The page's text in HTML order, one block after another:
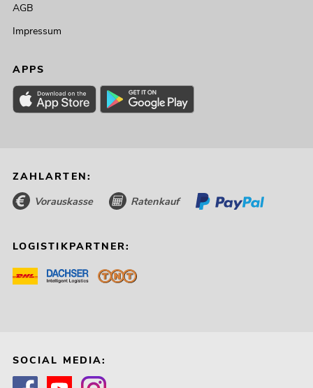
AGB
Impressum
APPS
ZAHLARTEN:
Vorauskasse Ratenkauf
LOGISTIKPARTNER:
SOCIAL MEDIA: